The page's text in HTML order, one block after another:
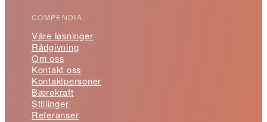
COMPENDIA
Våre løsninger
Rådgivning
Om oss
Kontakt oss
Kontaktpersoner
Bærekraft
Stillinger
Referanser